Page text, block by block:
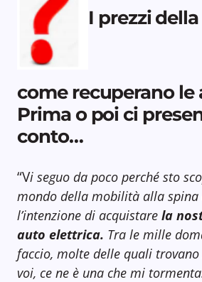
I prezzi
come recuperano le
Prima o poi ci
conto…
“Vi seguo da poco perché sto
mondo della mobilità alla spina
l’intenzione di acquistare la
auto elettrica. Tra le mille
faccio, molte delle quali
voi, ce ne è una che mi